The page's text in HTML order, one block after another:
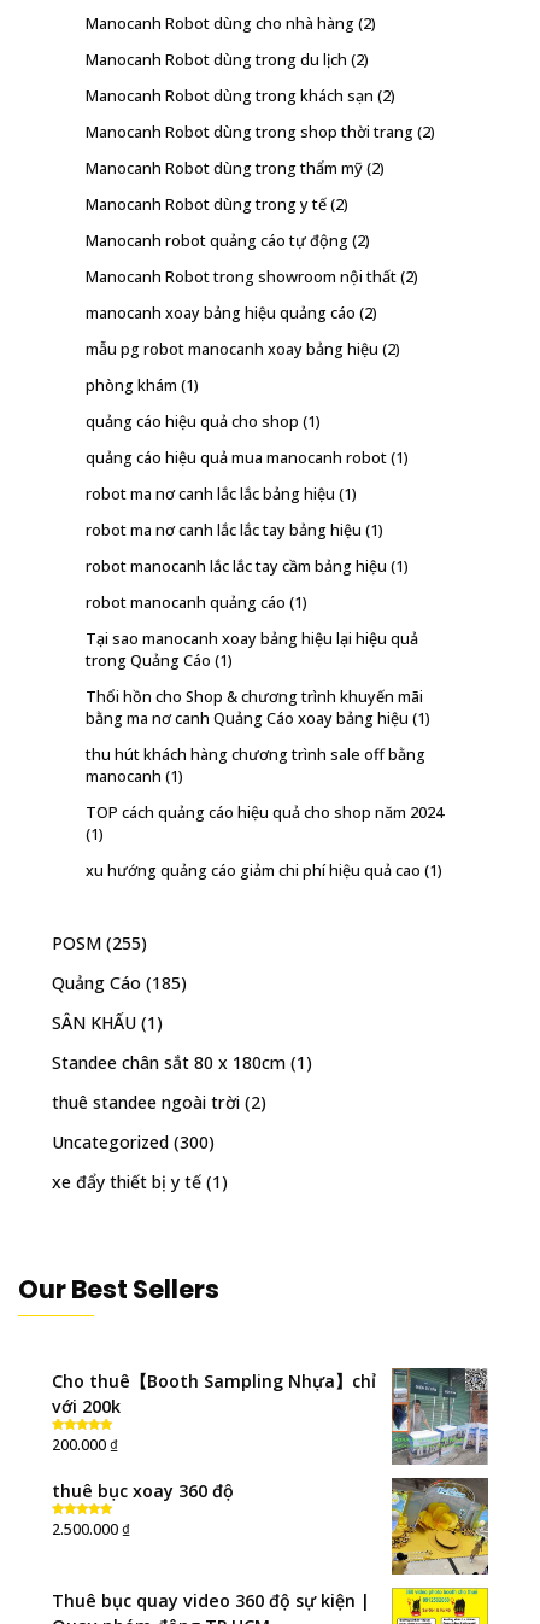
Manocanh Robot dùng cho nhà hàng(2)
Manocanh Robot dùng trong du lịch (2)
Manocanh Robot dùng trong khách sạn (2)
Manocanh Robot dùng trong shop thời trang(2)
Manocanh Robot dùng trong thẩm mỹ(2)
Manocanh Robot dùng trong y tế(2)
Manocanh robot quảng cáo tự động(2)
Manocanh Robot trong showroom nội thất(2)
manocanh xoay bảng hiệu quảng cáo (2)
mẫu pg robot manocanh xoay bảng hiệu (2)
phòng khám (1)
quảng cáo hiệu quả cho shop (1)
quảng cáo hiệu quả mua manocanh robot(1)
robot ma nơ canh lắc lắc bảng hiệu (1)
robot ma nơ canh lắc lắc tay bảng hiệu (1)
robot manocanh lắc lắc tay cầm bảng hiệu (1)
robot manocanh quảng cáo (1)
Tại sao manocanh xoay bảng hiệu lại hiệu quả
trong Quảng Cáo (1)
Thổi hồn cho Shop & chương trình khuyến mãi
bằng ma nơ canh Quảng Cáo xoay bảng hiệu (1)
thu hút khách hàng chương trình sale off bằng
manocanh (1)
TOP cách quảng cáo hiệu quả cho shop năm 2024
(1)
xu hướng quảng cáo giảm chi phí hiệu quả cao (1)
POSM (255)
Quảng Cáo (185)
SÂN KHẤU (1)
Standee chân sắt 80 x 180cm (1)
thuê standee ngoài trời (2)
Uncategorized (300)
xe đẩy thiết bị y tế (1)
Our Best Sellers
Cho thuê【Booth Sampling Nhựa】chỉ
với 200k
Rated5.00
out of 5
200.000₫
thuê bục xoay 360 độ
Rated5.00
out of 5
2.500.000₫
Thuê bục quay video 360 độ sự kiện |